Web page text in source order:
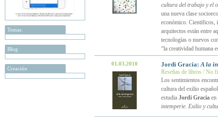
Temas
Blog
Creación
cultura del trabajo y el
una nueva clase
económico. Científicos,
arquitectos están entre
tecnologías o nuevos
“la creatividad humana
01.03.2010 Jordi Gracia:A la
Reseñas de libros / No
Los sentimientos
cultura del exilio
estudia Jordi Graciaen
intemperie. Exilio y